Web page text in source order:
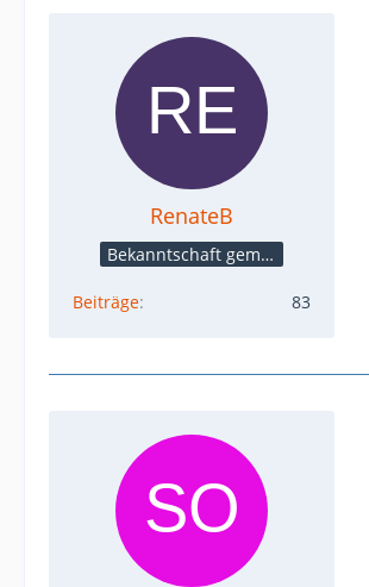
RenateB
Bekanntschaft gemacht
Beiträge 83